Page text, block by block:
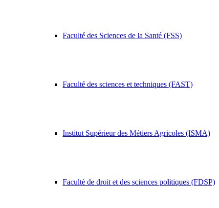
Faculté des Sciences de la Santé (FSS)
Faculté des sciences et techniques (FAST)
Institut Supérieur des Métiers Agricoles (ISMA)
Faculté de droit et des sciences politiques (FDSP)